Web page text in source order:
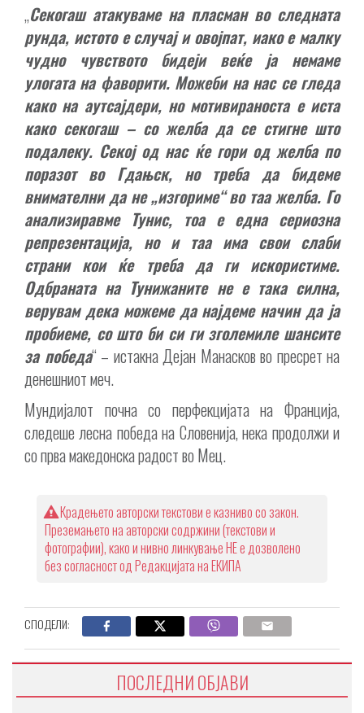
„Секогаш атакуваме на пласман во следната
рунда, истото е случај и овојпат, иако е малку
чудно чувството бидеји веќе ја немаме
улогата на фаворити. Можеби на нас се гледа
како на аутсајдери, но мотивираноста е иста
како секогаш – со желба да се стигне што
подалеку. Секој од нас ќе гори од желба по
поразот во Гдањск, но треба да бидеме
внимателни да не „изгориме“ во таа желба. Го
анализиравме Тунис, тоа е една сериозна
репрезентација, но и таа има свои слаби
страни кои ќе треба да ги искористиме.
Одбраната на Тунижаните не е така силна,
верувам дека можеме да најдеме начин да ја
пробиеме, со што би си ги зголемиле шансите
за победа“ – истакна Дејан Манасков во пресрет на
денешниот меч.
Мундијалот почна со перфекцијата на Франција,
следеше лесна победа на Словенија, нека продолжи и
со прва македонска радост во Мец.
Крадењето авторски текстови е казниво со закон.
Преземањето на авторски содржини (текстови и
фотографии), како и нивно линкување НЕ е дозволено
без согласност од Редакцијата на ЕКИПА
СПОДЕЛИ:
ПОСЛЕДНИ ОБЈАВИ